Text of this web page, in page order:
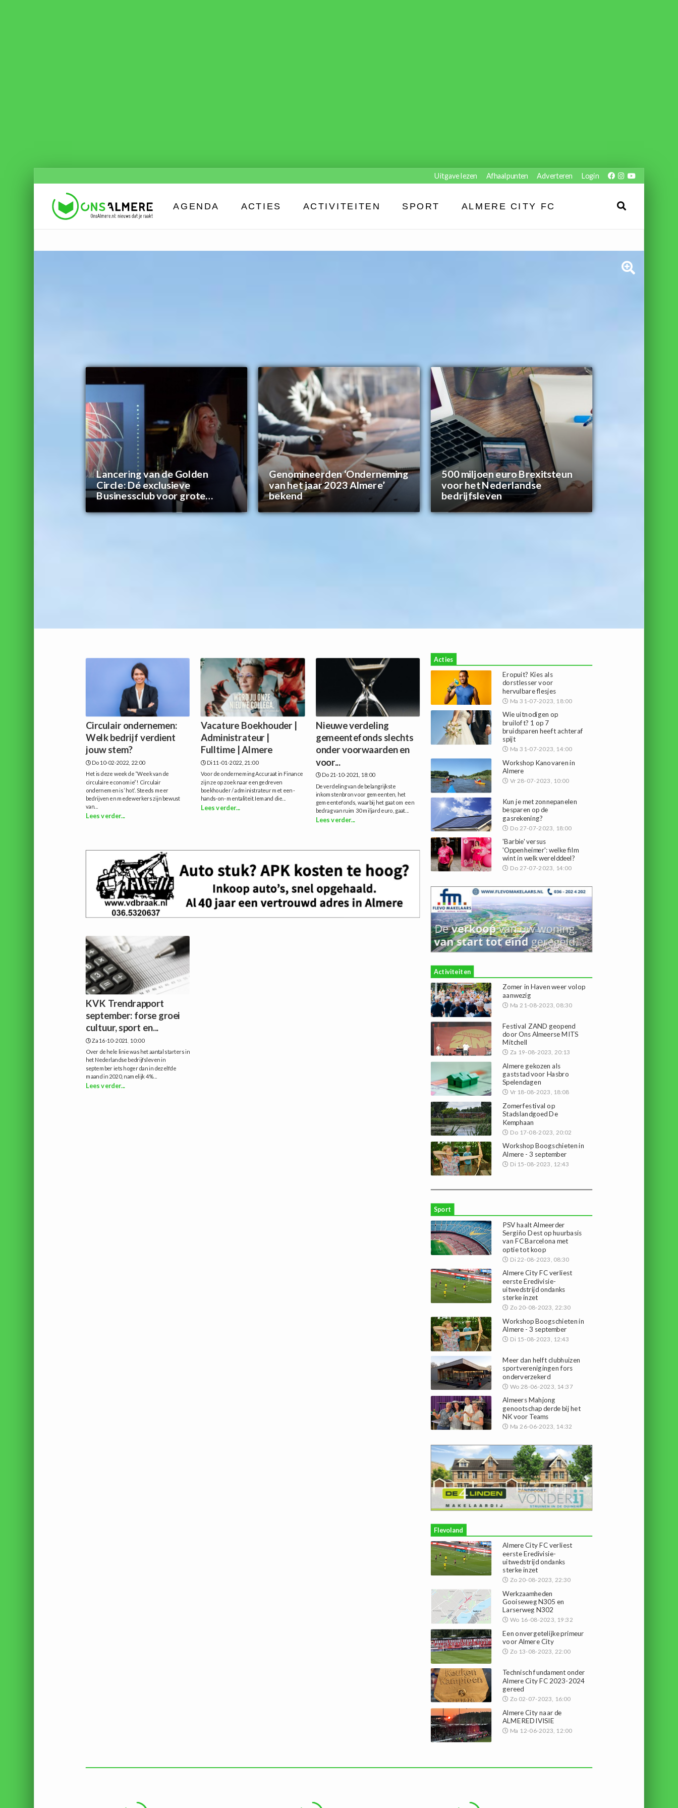
Uitgave lezen Afhaalpunten Adverteren Login
AGENDA ACTIES ACTIVITEITEN SPORT ALMERE CITY FC
Lancering van de Golden
Circle: Dé exclusieve
Businessclub voor grote
bedrijven in Flevoland (e.o.)
Genomineerden ‘Onderneming
van het jaar 2023 Almere’
bekend
500 miljoen euro Brexitsteun
voor het Nederlandse
bedrijfsleven
Circulair ondernemen:
Welk bedrijf verdient
jouw stem?
Do 10-02-2022, 22:00
Het is deze week de “Week van de
circulaire economie”! Circulair
ondernemen is ‘hot’. Steeds meer
bedrijven en medewerkers zijn bewust
van...
Lees verder...
Vacature Boekhouder |
Administrateur |
Fulltime | Almere
Di 11-01-2022, 21:00
Voor de onderneming Accuraat in Finance
zijn ze op zoek naar een gedreven
boekhouder / administrateur met een -
hands-on- mentaliteit.Iemand die...
Lees verder...
Nieuwe verdeling
gemeentefonds slechts
onder voorwaarden en
voor...
Do 21-10-2021, 18:00
De verdeling van de belangrijkste
inkomstenbron voor gemeenten, het
gemeentefonds, waarbij het gaat om een
bedrag van ruim 30 miljard euro, gaat...
Lees verder...
KVK Trendrapport
september: forse groei
cultuur, sport en...
Za 16-10-2021, 10:00
Over de hele linie was het aantal starters in
het Nederlandse bedrijfsleven in
september iets hoger dan in dezelfde
maand in 2020, namelijk 4%...
Lees verder...
Acties
Eropuit? Kies als
dorstlesser voor
hervulbare flesjes
Ma 31-07-2023, 18:00
Wie uitnodigen op
bruiloft? 1 op 7
bruidsparen heeft achteraf
spijt
Ma 31-07-2023, 14:00
Workshop Kanovaren in
Almere
Vr 28-07-2023, 10:00
Kun je met zonnepanelen
besparen op de
gasrekening?
Do 27-07-2023, 18:00
'Barbie' versus
'Oppenheimer': welke film
wint in welk werelddeel?
Do 27-07-2023, 14:00
Activiteiten
Zomer in Haven weer volop
aanwezig
Ma 21-08-2023, 08:30
Festival ZAND geopend
door Ons Almeerse MITS
Mitchell
Za 19-08-2023, 20:13
Almere gekozen als
gaststad voor Hasbro
Spelendagen
Vr 18-08-2023, 18:08
Zomerfestival op
Stadslandgoed De
Kemphaan
Do 17-08-2023, 20:02
Workshop Boogschieten in
Almere - 3 september
Di 15-08-2023, 12:43
Sport
PSV haalt Almeerder
Sergiño Dest op huurbasis
van FC Barcelona met
optie tot koop
Di 22-08-2023, 08:30
Almere City FC verliest
eerste Eredivisie-
uitwedstrijd ondanks
sterke inzet
Zo 20-08-2023, 22:30
Workshop Boogschieten in
Almere - 3 september
Di 15-08-2023, 12:43
Meer dan helft clubhuizen
sportverenigingen fors
onderverzekerd
Wo 28-06-2023, 14:37
Almeers Mahjong
genootschap derde bij het
NK voor Teams
Ma 26-06-2023, 14:32
Flevoland
Almere City FC verliest
eerste Eredivisie-
uitwedstrijd ondanks
sterke inzet
Zo 20-08-2023, 22:30
Werkzaamheden
Gooiseweg N305 en
Larserweg N302
Wo 16-08-2023, 19:32
Een onvergetelijke primeur
voor Almere City
Zo 13-08-2023, 22:00
Technisch fundament onder
Almere City FC 2023-2024
gereed
Zo 02-07-2023, 16:00
Almere City naar de
ALMEREDIVISIE
Ma 12-06-2023, 12:00